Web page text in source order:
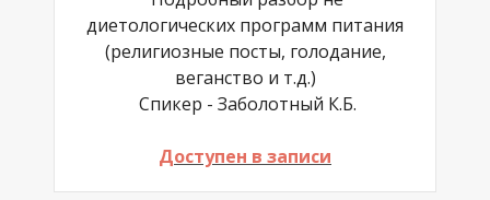
диетологических программ питания
(религиозные посты, голодание,
веганство и т.д.)
Спикер - Заболотный К.Б.
Доступен в записи